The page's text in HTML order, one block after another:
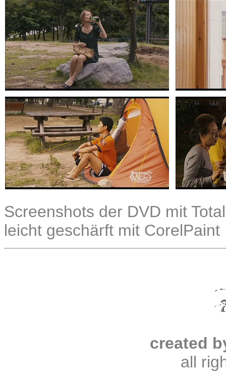
Screenshots der DVD mit
leicht geschärft mit CorelPaint
created
all